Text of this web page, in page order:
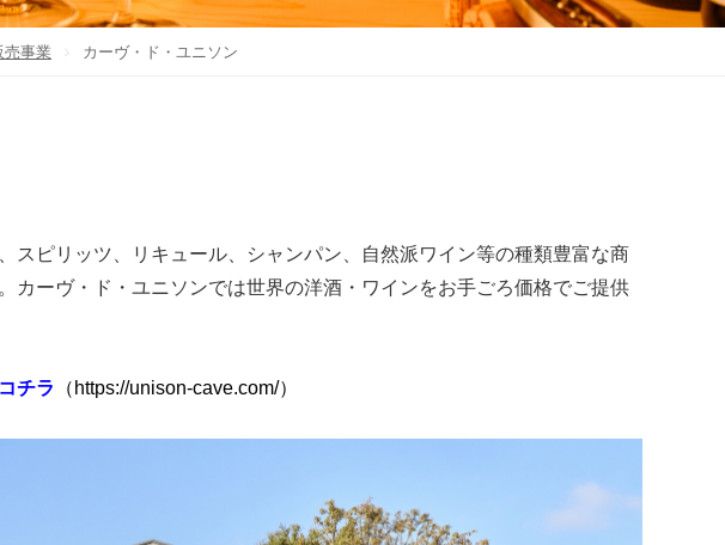
売事業 カーヴ・ド・ユニソン
スピリッツ、リキュール、シャンパン、自然派ワイン等の種類豊富な商
カーヴ・ド・ユニソンでは世界の洋酒・ワインをお手ごろ価格でご提供
コチラ （https://unison-cave.com/）